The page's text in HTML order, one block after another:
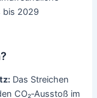
bis 2029
Das Streichen
CO₂‑Ausstoß im